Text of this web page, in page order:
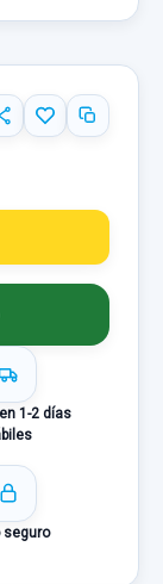
1-2 días
seguro